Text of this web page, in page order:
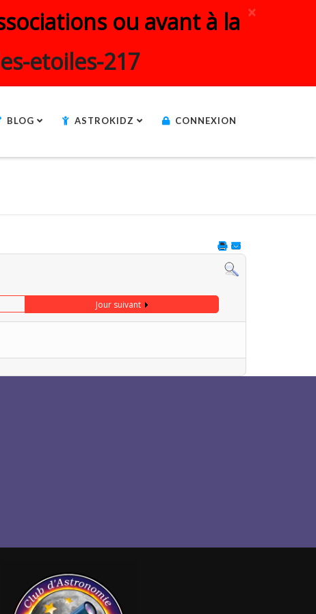
×
ou avant à la
etoiles-217
BLOG ASTROKIDZ CONNEXION
Jour suivant